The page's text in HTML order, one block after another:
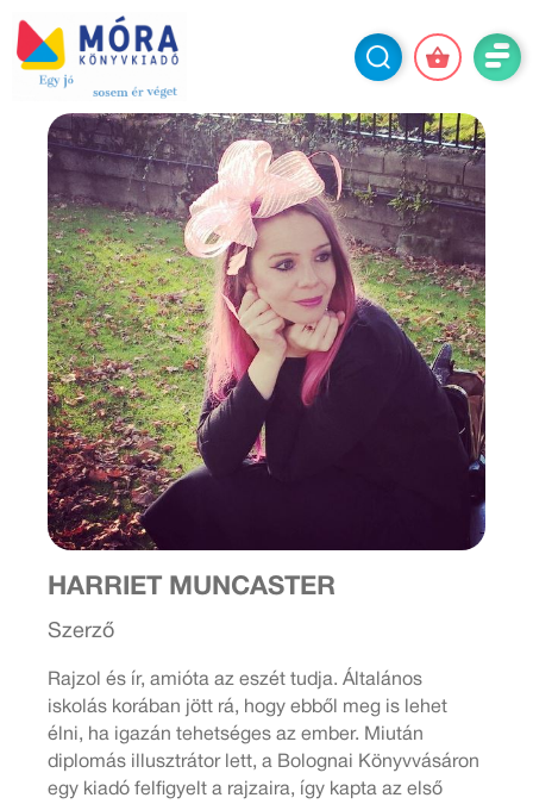
HARRIET MUNCASTER
Szerző
Rajzol és ír, amióta az eszét tudja. Általános
iskolás korában jött rá, hogy ebből meg is lehet
élni, ha igazán tehetséges az ember. Miután
diplomás illusztrátor lett, a Bolognai Könyvvásáron
egy kiadó felfigyelt a rajzaira, így kapta az első